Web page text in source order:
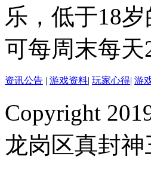
乐，低于18
可每周末每天
资讯公告 | 游戏资料| 玩家心得| 游
Copyright
龙岗区真封神